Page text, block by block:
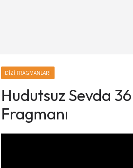
DIZI FRAGMANLARI
Hudutsuz Sevda
Fragmanı